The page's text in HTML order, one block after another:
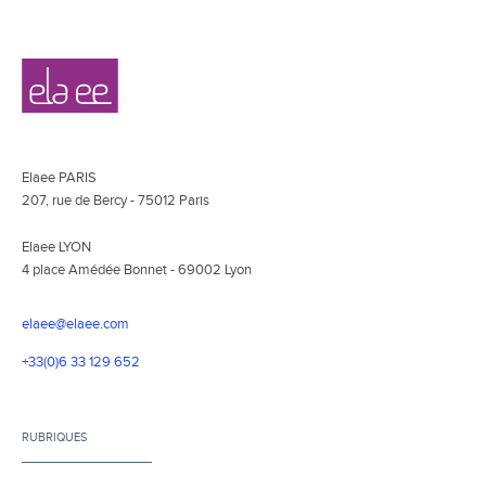
Navigation
secondaire
Elaee
Elaee PARIS
207, rue de Bercy - 75012 Paris
Elaee LYON
4 place Amédée Bonnet - 69002 Lyon
elaee@elaee.com
+33(0)6 33 129 652
RUBRIQUES